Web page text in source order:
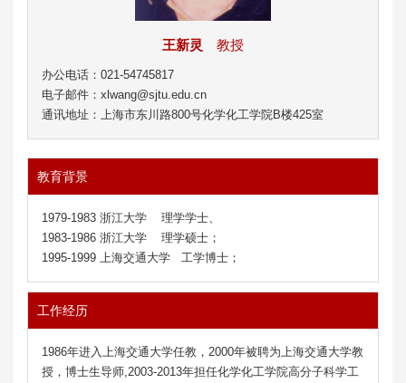
王新灵 教授
办公电话：021-54745817
电子邮件：xlwang@sjtu.edu.cn
通讯地址：上海市东川路800号化学化工学院B楼425室
教育背景
1979-1983 浙江大学 理学学士、
1983-1986 浙江大学 理学硕士；
1995-1999 上海交通大学 工学博士；
工作经历
1986年进入上海交通大学任教，2000年被聘为上海交通大学教
授，博士生导师,2003-2013年担任化学化工学院高分子科学工